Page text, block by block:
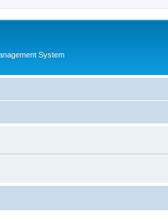
System